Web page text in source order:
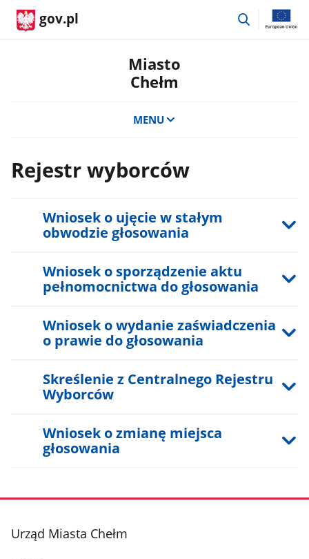
gov.pl
przejdź
Miasto
Chełm
MENU
Rejestr wyborców
Wniosek o ujęcie w stałym
obwodzie głosowania
Wniosek o sporządzenie aktu
pełnomocnictwa do głosowania
Wniosek o wydanie zaświadczenia
o prawie do głosowania
Skreślenie z Centralnego Rejestru
Wyborców
Wniosek o zmianę miejsca
głosowania
stopka
Urząd Miasta Chełm